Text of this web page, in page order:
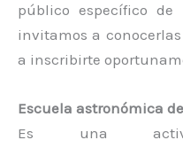
público específico
invitamos a
a inscribirte
Escuela astronómica
Es una